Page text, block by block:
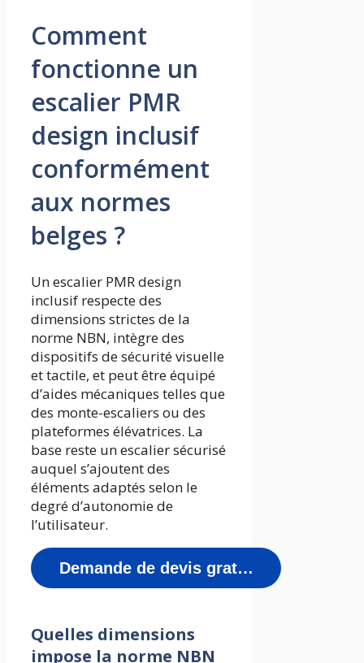
Comment
fonctionne un
escalier PMR
design inclusif
conformément
aux normes
belges ?
Un escalier PMR design
inclusif respecte des
dimensions strictes de la
norme NBN, intègre des
dispositifs de sécurité visuelle
et tactile, et peut être équipé
d’aides mécaniques telles que
des monte-escaliers ou des
plateformes élévatrices. La
base reste un escalier sécurisé
auquel s’ajoutent des
éléments adaptés selon le
degré d’autonomie de
l’utilisateur.
Demande de devis gratuit
Quelles dimensions
impose la norme NBN